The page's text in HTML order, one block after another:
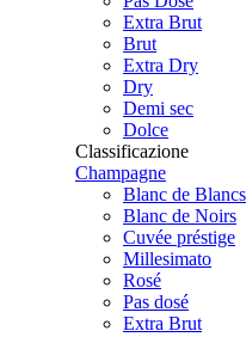
Extra Brut
Brut
Extra Dry
Dry
Demi sec
Dolce
Classificazione
Champagne
Blanc de Blancs
Blanc de Noirs
Cuvée préstige
Millesimato
Rosé
Pas dosé
Extra Brut